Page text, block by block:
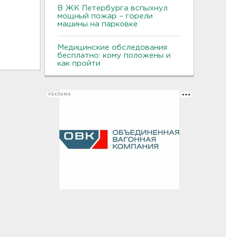
В ЖК Петербурга вспыхнул
мощный пожар – горели
машины на парковке
Медицинские обследования
бесплатно: кому положены и
как пройти
РЕКЛАМА